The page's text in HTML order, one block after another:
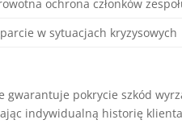
ochrona członków
w sytuacjach kryzysowych
pokrycie szkód
indywidualną historię